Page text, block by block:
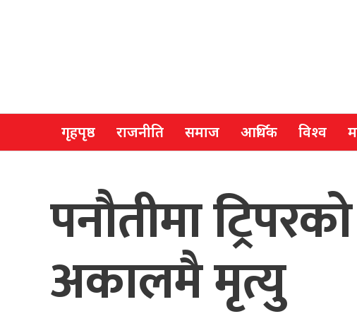
गृहपृष्ठ राजनीति समाज आर्थिक विश्व
पनौतीमा
अकालमै मृत्यु